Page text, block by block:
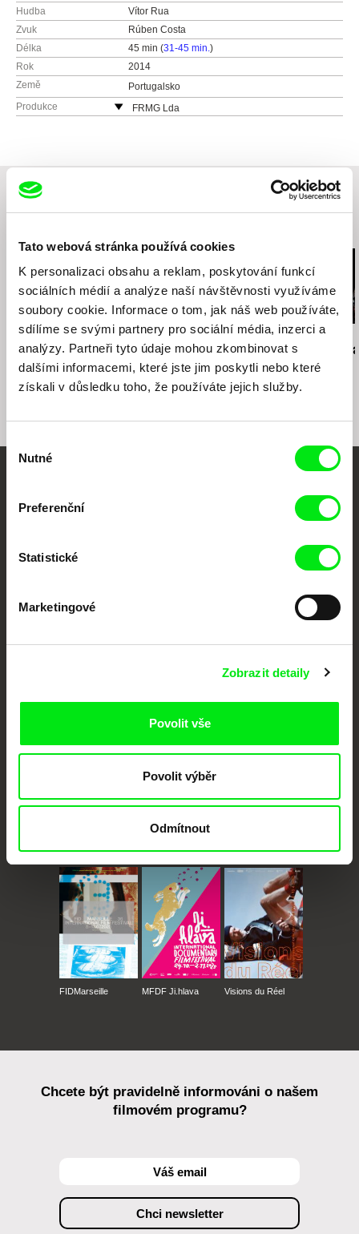
Tato webová stránka používá cookies
K personalizaci obsahu a reklam, poskytování funkcí
sociálních médií a analýze naší návštěvnosti využíváme
soubory cookie. Informace o tom, jak náš web používáte,
sdílíme se svými partnery pro sociální média, inzerci a
analýzy. Partneři tyto údaje mohou zkombinovat s
dalšími informacemi, které jste jim poskytli nebo které
získali v důsledku toho, že používáte jejich služby.
souhlasu
Nutné
Preferenční
Statistické
Marketingové
Zobrazit detaily
Povolit vše
Povolit výběr
Odmítnout
Hudba
Vítor Rua
Zvuk
Rúben Costa
Délka
45 min (31-45 min.)
Rok
2014
Země
Portugalsko
Produkce
FRMG Lda
Vende-se Filmes
http://www.vende-sefilmes.com/
e-mail: info@vende-sefilmes.com filipa@vend
e-sefilmes.com
Jan Svěrák
Tatínek
Jana Počtová
Fragmenty P. K.
Martin Šulík
Zlatá
Vachek
Against Gravity
FIDMarseille MFDF Ji.hlava Visions du Réel
Chcete být pravidelně informováni o našem
filmovém programu?